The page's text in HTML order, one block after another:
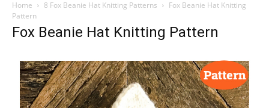
Knitting
–
Home 8 Fox Beanie Hat Knitting Patterns
Fox Beanie Hat Knitting
Pattern
Fox Beanie Hat Knitting Pattern